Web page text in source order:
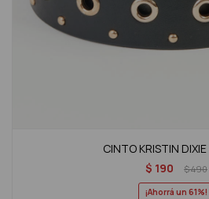
CINTO KRISTIN
$ 190 $490
61